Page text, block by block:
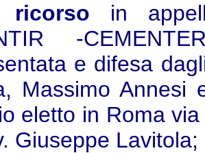
in
-
e difesa
Massimo Annesi
eletto in Roma
Giuseppe Lavitola;